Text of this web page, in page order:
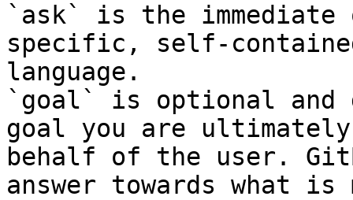
`ask` is the
specific, self-
language.
`goal` is optional and
goal you are
behalf of the user.
answer towards what